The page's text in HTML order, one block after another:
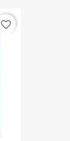
favorite_border